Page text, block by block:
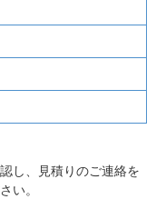
し、見積りのご連絡を
い。